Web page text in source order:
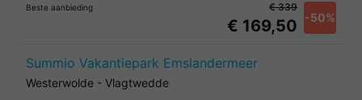
Beste aanbieding
€ 169,50 -50%
€ 339
Summio Vakantiepark Emslandermeer
Westerwolde - Vlagtwedde